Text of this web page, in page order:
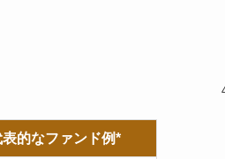
表的なファンド例*